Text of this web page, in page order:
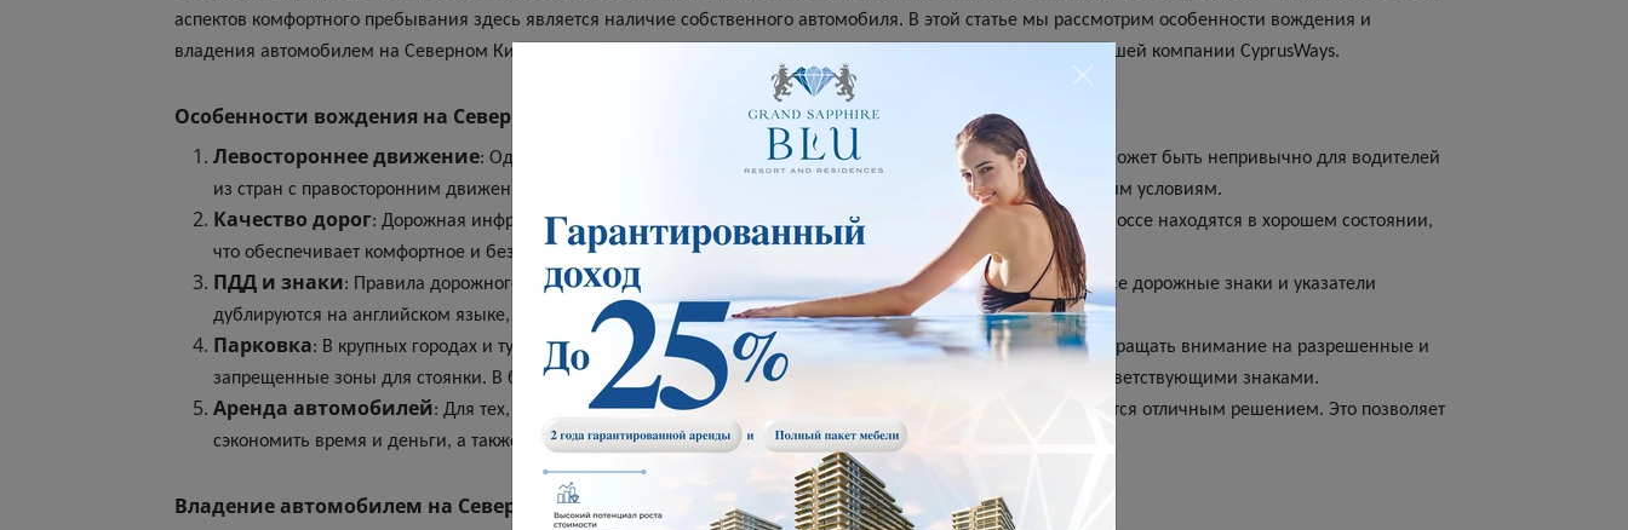
аспектов комфортного пребывания здесь является наличие собственного автомобиля. В этой статье мы рассмотрим особенности вождения и
владения автомобилем на Северном Кипре, а также предложим выгодные условия аренды автомобилей от нашей компании CyprusWays.
Особенности вождения на Северном Кипре.
Левостороннее движение: Одной из главных особенностей является левостороннее движение, что может быть непривычно для водителей
из стран с правосторонним движением. Однако, большинство новых водителей быстро адаптируются к этим условиям.
Качество дорог: Дорожная инфраструктура на Северном Кипре достаточно развита. Главные дороги и шоссе находятся в хорошем состоянии,
что обеспечивает комфортное и безопасное передвижение.
ПДД и знаки: Правила дорожного движения на Северном Кипре схожи с европейскими стандартами. Все дорожные знаки и указатели
дублируются на английском языке, что значительно облегчает навигацию для иностранцев.
Парковка: В крупных городах и туристических зонах парковка может быть ограничена, поэтому важно обращать внимание на разрешенные и
запрещенные зоны для стоянки. В большинстве случаев парковочные места обозначены и снабжены соответствующими знаками.
Аренда автомобилей: Для тех, кто приезжает на остров на короткий срок, аренда автомобиля становится отличным решением. Это позволяет
сэкономить время и деньги, а также получить возможность свободно передвигаться по всему региону.
Владение автомобилем на Северном Кипре.